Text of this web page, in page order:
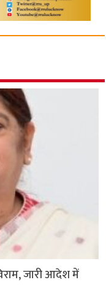
जारी आदेश में